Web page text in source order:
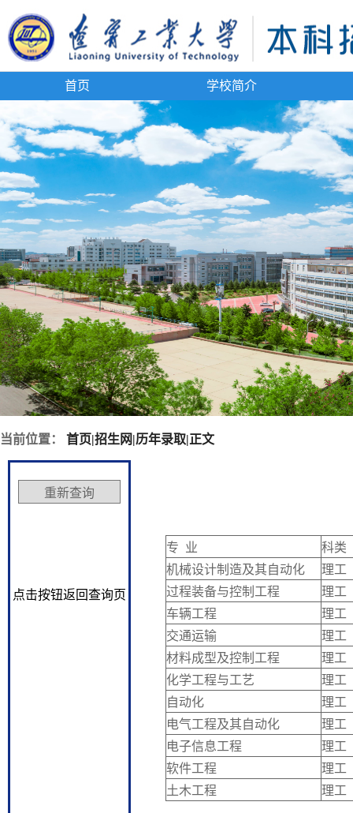
首页 学校简介
当前位置： 首页|招生网|历年录取|正文
点击按钮返回查询页
专 业
科类
机械设计制造及其自动化
理工
过程装备与控制工程
理工
车辆工程
理工
交通运输
理工
材料成型及控制工程
理工
化学工程与工艺
理工
自动化
理工
电气工程及其自动化
理工
电子信息工程
理工
软件工程
理工
土木工程
理工